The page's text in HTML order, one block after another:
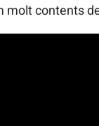
molt contents